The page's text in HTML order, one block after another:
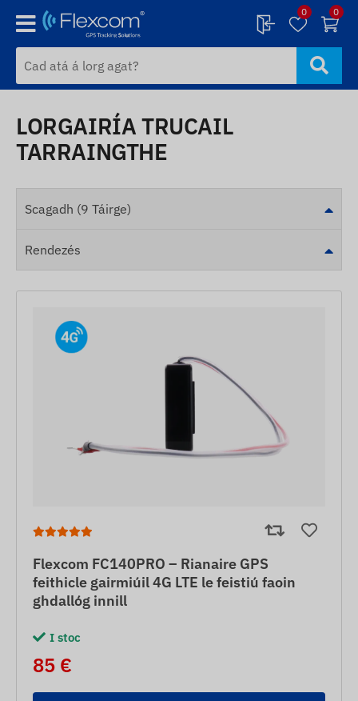
0 0
LORGAIRÍA TRUCAIL
TARRAINGTHE
Scagadh (9 Táirge)
Rendezés
Flexcom FC140PRO – Rianaire GPS
feithicle gairmiúil 4G LTE le feistiú faoin
ghdallóg innill
I stoc
85 €